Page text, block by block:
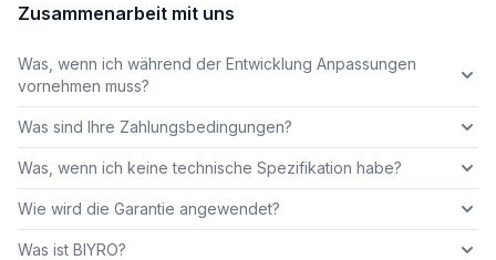
Zusammenarbeit mit uns
Was, wenn ich während der Entwicklung Anpassungen
vornehmen muss?
Was sind Ihre Zahlungsbedingungen?
Was, wenn ich keine technische Spezifikation habe?
Wie wird die Garantie angewendet?
Was ist BIYRO?